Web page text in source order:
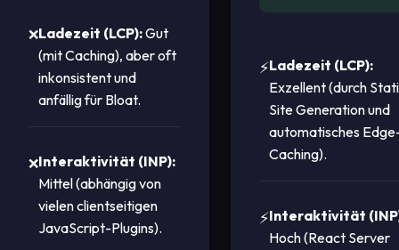
Ladezeit (LCP):Gut
(mit Caching), aber oft
inkonsistent und
anfällig für Bloat.
Interaktivität (INP):
Mittel (abhängig von
vielen clientseitigen
JavaScript-Plugins).
Ladezeit (LCP):
Exzellent (durch
Site Generation und
automatisches
Caching).
Interaktivität
Hoch (React Server